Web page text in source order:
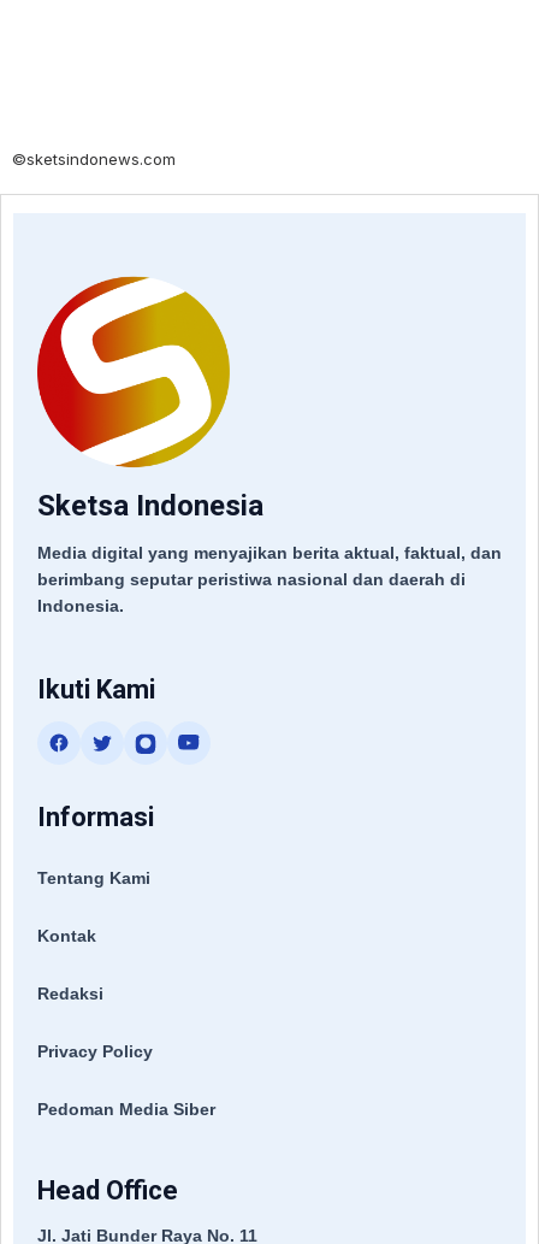
©sketsindonews.com
Sketsa Indonesia
Media digital yang menyajikan berita aktual, faktual, dan
berimbang seputar peristiwa nasional dan daerah di
Indonesia.
Ikuti Kami
Informasi
Tentang Kami
Kontak
Redaksi
Privacy Policy
Pedoman Media Siber
Head Office
Jl. Jati Bunder Raya No. 11